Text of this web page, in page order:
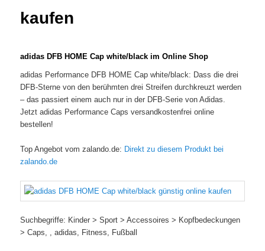
kaufen
adidas DFB HOME Cap white/black im Online Shop
adidas Performance DFB HOME Cap white/black: Dass die drei
DFB-Sterne von den berühmten drei Streifen durchkreuzt werden
– das passiert einem auch nur in der DFB-Serie von Adidas.
Jetzt adidas Performance Caps versandkostenfrei online
bestellen!
Top Angebot vom zalando.de: Direkt zu diesem Produkt bei
zalando.de
Suchbegriffe: Kinder > Sport > Accessoires > Kopfbedeckungen
> Caps, , adidas, Fitness, Fußball